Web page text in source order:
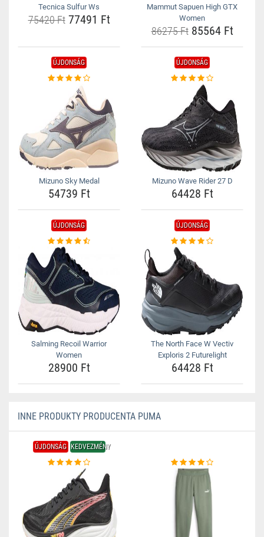
Tecnica Sulfur Ws
75420 Ft77491 Ft
Mammut Sapuen High GTX
Women
86275 Ft85564 Ft
ÚJDONSÁG
Mizuno Sky Medal
54739 Ft
ÚJDONSÁG
Mizuno Wave Rider 27 D
64428 Ft
ÚJDONSÁG
Salming Recoil Warrior
Women
28900 Ft
ÚJDONSÁG
The North Face W Vectiv
Exploris 2 Futurelight
64428 Ft
INNE PRODUKTY PRODUCENTA PUMA
ÚJDONSÁG KEDVEZMÉNY